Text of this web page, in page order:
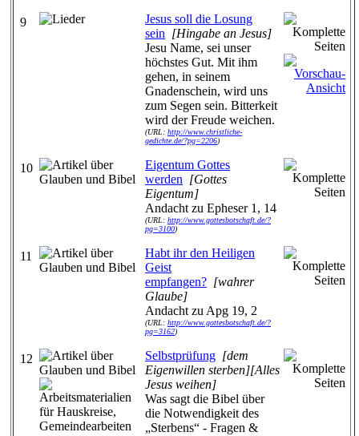
9
Jesus soll die Losung
sein [Hingabe an Jesus]
Jesu Name, sei unser
höchstes Gut. Mit ihm
gehen, in seinem
Gnadenschein, wird uns
zum Segen sein. Bitterkeit
wird der Freude weichen.
(URL: http://www.christliche-
gedichte.de/?pg=2206)
10
Eigentum Gottes
werden [Gottes
Eigentum]
Andacht zu Epheser 1, 14
(URL: http://www.gottesbotschaft.de/?
pg=3100)
11
Habt ihr den Heiligen
Geist
empfangen? [wahrer
Glaube]
Andacht zu Apg 19, 2
(URL: http://www.gottesbotschaft.de/?
pg=3162)
12 Selbstprüfung [dem
Eigenwillen sterben][Alles
Jesus weihen]
Was sagt die Bibel über
die Notwendigkeit des
„Sterbens“ - Fragen &